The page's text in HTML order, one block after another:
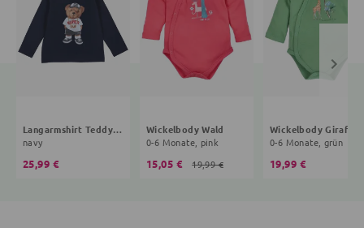
Langarmshirt Teddybär
navy
25,99 €
Wickelbody Wald
0-6 Monate, pink
15,05 € 19,99 €
Wickelbody Giraffe
0-6 Monate, grün
19,99 €